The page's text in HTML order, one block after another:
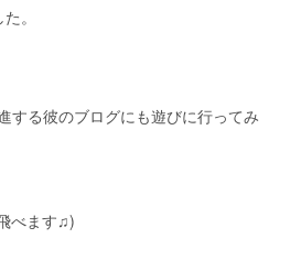
。
する彼のブログにも遊びに行ってみ
べます♫)